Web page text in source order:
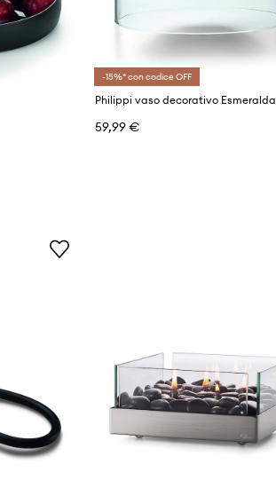
-15%* con codice OFF
Philippi vaso decorativo Esmeralda
59,99 €